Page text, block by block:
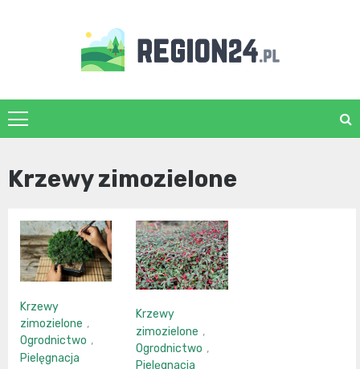
region24.pl
Krzewy zimozielone
Krzewy
zimozielone ,
Ogrodnictwo ,
Pielęgnacja
Krzewy
zimozielone ,
Ogrodnictwo ,
Pielęgnacja